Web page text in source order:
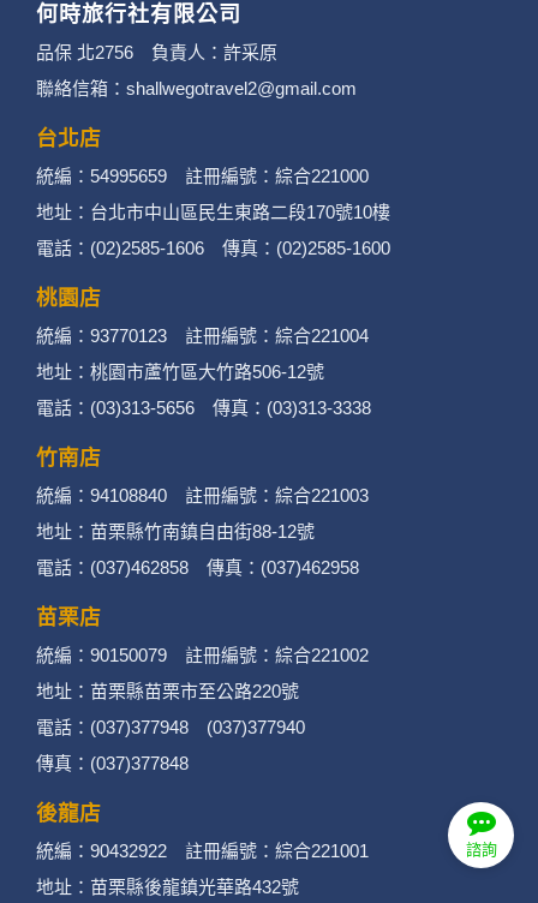
諮詢
何時旅行社有限公司
品保 北2756 負責人：許采原
聯絡信箱：shallwegotravel2@gmail.com
台北店
統編：54995659 註冊編號：綜合221000
地址：台北市中山區民生東路二段170號10樓
電話：(02)2585-1606 傳真：(02)2585-1600
桃園店
統編：93770123 註冊編號：綜合221004
地址：桃園市蘆竹區大竹路506-12號
電話：(03)313-5656 傳真：(03)313-3338
竹南店
統編：94108840 註冊編號：綜合221003
地址：苗栗縣竹南鎮自由街88-12號
電話：(037)462858 傳真：(037)462958
苗栗店
統編：90150079 註冊編號：綜合221002
地址：苗栗縣苗栗市至公路220號
電話：(037)377948 (037)377940
傳真：(037)377848
後龍店
統編：90432922 註冊編號：綜合221001
地址：苗栗縣後龍鎮光華路432號